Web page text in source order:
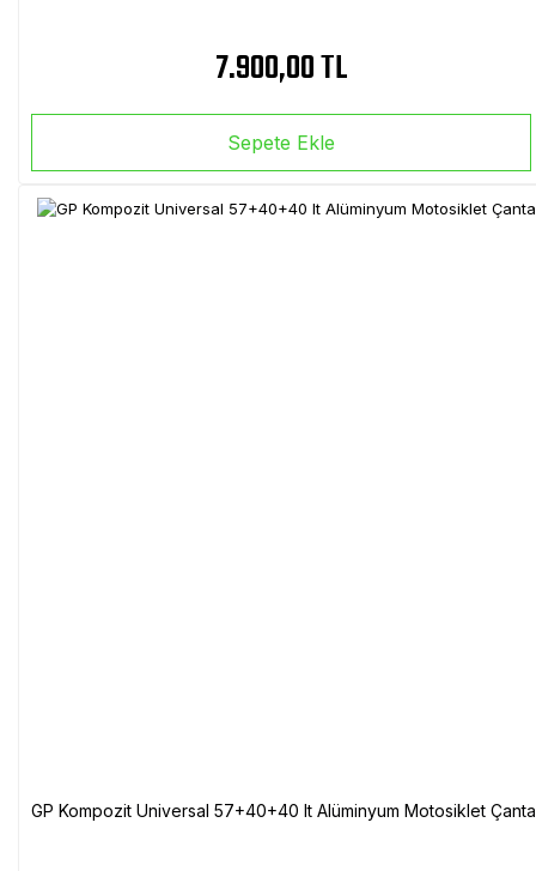
7.900,00 TL
Sepete Ekle
GP Kompozit Universal 57+40+40 lt Alüminyum Motosiklet